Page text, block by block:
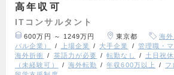
高年収可
ITコンサルタント
600万円 ～ 1249万円 東京都
海
バル企業）
上場企業 大手企業 管理職・
海外折衝
英語力が必要 転勤なし 土日祝
（未経験可）
海外転勤 年収600万以上 フ